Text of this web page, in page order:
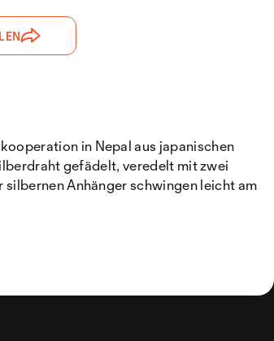
in Nepal aus japanischen
gefädelt, veredelt mit zwei
Anhänger schwingen leicht am